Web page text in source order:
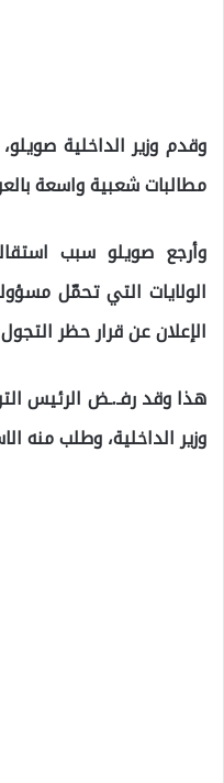
وقدم وزير الداخلية
مطالبات شعبية واسعة
وأرجع صويلو سبب
الولايات التي تحمّل
الإعلان عن قرار حظر
هذا وقد رفـ.ـض الرئيس
وزير الداخلية، وطلب منه